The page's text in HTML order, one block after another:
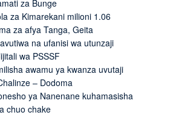
za Bunge
za Kimarekani milioni 1.06
za afya Tanga, Geita
na ufanisi wa utunzaji
wa PSSSF
awamu ya kwanza uvutaji
– Dodoma
ya Nanenane kuhamasisha
chuo chake